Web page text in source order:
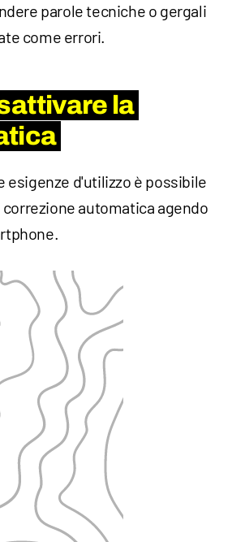
parole tecniche o gergali
come errori.
la
esigenze d'utilizzo è possibile
automatica agendo